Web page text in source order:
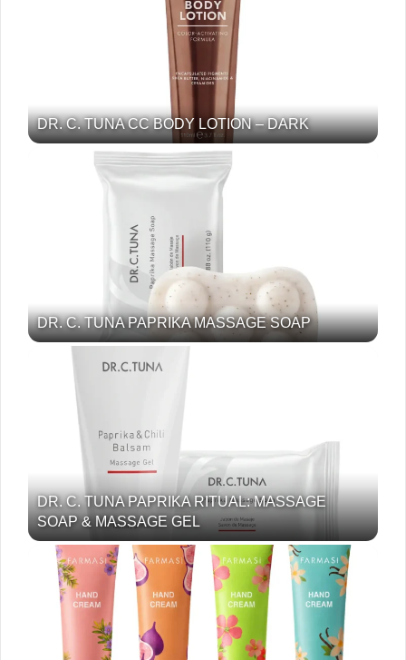
DR. C. TUNA CC BODY LOTION – DARK
DR. C. TUNA PAPRIKA MASSAGE SOAP
DR. C. TUNA PAPRIKA RITUAL: MASSAGE
SOAP & MASSAGE GEL